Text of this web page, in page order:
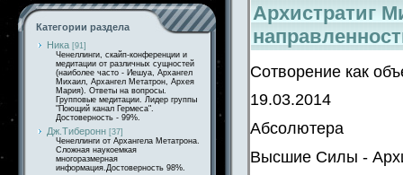
Категории раздела
Ника [91]
Ченеллинги, скайп-конференции и
медитации от различных сущностей
(наиболее часто - Иешуа, Архангел
Михаил, Архангел Метатрон, Архея
Мария). Ответы на вопросы.
Групповые медитации. Лидер группы
"Поющий канал Гермеса".
Достоверность - 99%.
Дж.Тиберонн [37]
Ченеллинги от Архангела Метатрона.
Сложная наукоемкая
многоразмерная
информация.Достоверность 98%.
Архистратиг
Сотворение как
19.03.2014
Абсолютера
Высшие Силы -